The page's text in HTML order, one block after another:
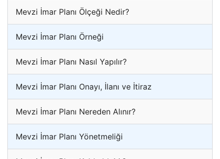
Mevzi İmar Planı Ölçeği Nedir?
Mevzi İmar Planı Örneği
Mevzi İmar Planı Nasıl Yapılır?
Mevzi İmar Planı Onayı, İlanı ve İtiraz
Mevzi İmar Planı Nereden Alınır?
Mevzi İmar Planı Yönetmeliği